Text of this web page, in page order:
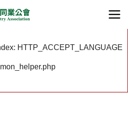
HTTP_ACCEPT_LANGUAGE